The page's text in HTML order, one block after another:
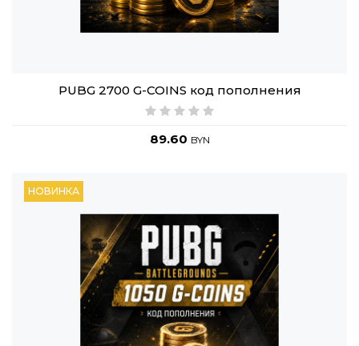
PUBG 2700 G-COINS код пополнения
89.60 BYN
НОВИНКА